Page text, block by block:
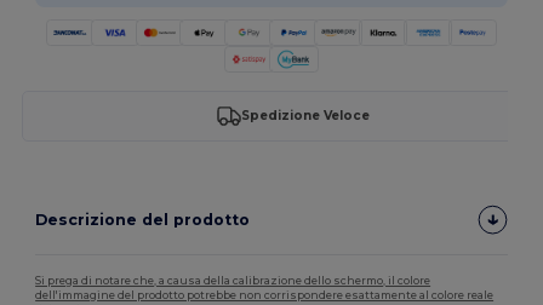
Spedizione Veloce
Descrizione del prodotto
Si prega di notare che, a causa della calibrazione dello schermo, il colore
dell'immagine del prodotto potrebbe non corrispondere esattamente al colore reale